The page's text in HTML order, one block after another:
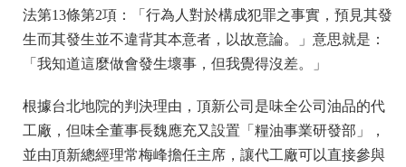
法第13條第2項：「行為人對於構成犯罪之事實，預見其發
生而其發生並不違背其本意者，以故意論。」意思就是：
「我知道這麼做會發生壞事，但我覺得沒差。」
根據台北地院的判決理由，頂新公司是味全公司油品的代
工廠，但味全董事長魏應充又設置「糧油事業研發部」，
並由頂新總經理常梅峰擔任主席，讓代工廠可以直接參與